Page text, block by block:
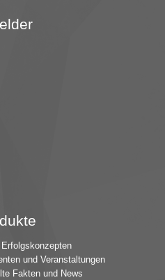
und Veranstaltungen
Fakten und News